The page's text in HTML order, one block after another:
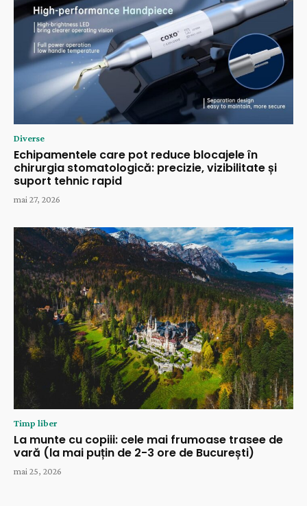
Diverse
Echipamentele care pot reduce blocajele în
chirurgia stomatologică: precizie, vizibilitate și
suport tehnic rapid
mai 27, 2026
Timp liber
La munte cu copiii: cele mai frumoase trasee de
vară (la mai puțin de 2-3 ore de București)
mai 25, 2026